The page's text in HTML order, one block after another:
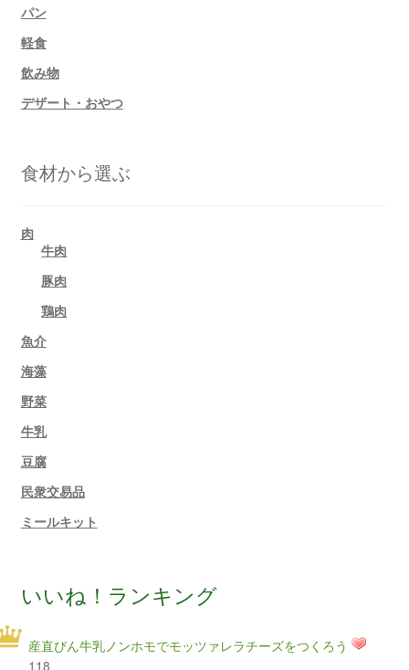
パン
軽食
飲み物
デザート・おやつ
食材から選ぶ
肉
牛肉
豚肉
鶏肉
魚介
海藻
野菜
牛乳
豆腐
民衆交易品
ミールキット
いいね！ランキング
産直びん牛乳ノンホモでモッツァレラチーズをつくろう
118